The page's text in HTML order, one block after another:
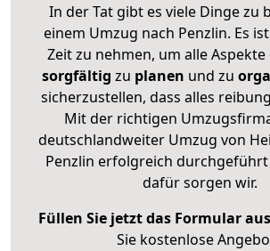
In der Tat gibt es viele Dinge zu
einem Umzug nach Penzlin. Es
Zeit zu nehmen, um alle
sorgfältig zu planen und zu
sicherzustellen, dass alles
Mit der richtigen
deutschlandweiter Umzug von
Penzlin erfolgreich
dafür sorgen wir.
Füllen Sie jetzt das Formular aus
Sie kostenlose